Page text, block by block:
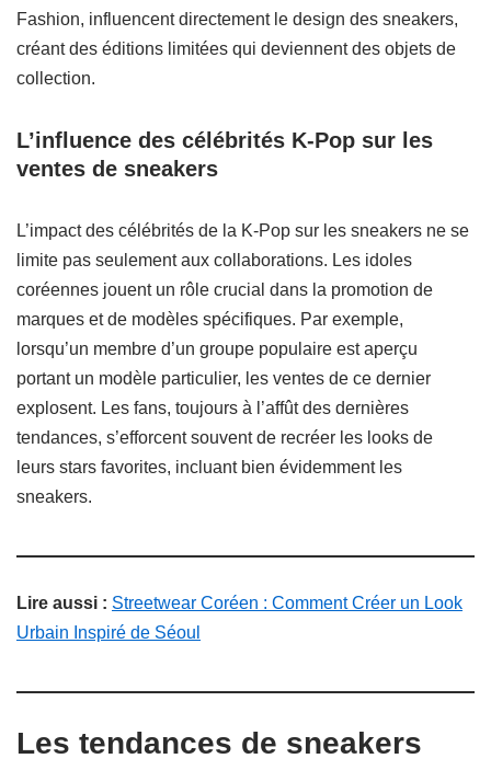
Fashion, influencent directement le design des sneakers,
créant des éditions limitées qui deviennent des objets de
collection.
L’influence des célébrités K-Pop sur les
ventes de sneakers
L’impact des célébrités de la K-Pop sur les sneakers ne se
limite pas seulement aux collaborations. Les idoles
coréennes jouent un rôle crucial dans la promotion de
marques et de modèles spécifiques. Par exemple,
lorsqu’un membre d’un groupe populaire est aperçu
portant un modèle particulier, les ventes de ce dernier
explosent. Les fans, toujours à l’affût des dernières
tendances, s’efforcent souvent de recréer les looks de
leurs stars favorites, incluant bien évidemment les
sneakers.
Lire aussi : Streetwear Coréen : Comment Créer un Look
Urbain Inspiré de Séoul
Les tendances de sneakers